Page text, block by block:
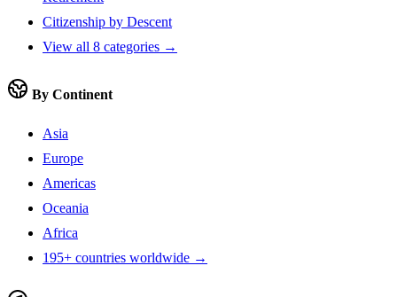
Citizenship by Descent
View all 8 categories →
By Continent
Asia
Europe
Americas
Oceania
Africa
195+ countries worldwide →